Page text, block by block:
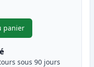
panierCLI-581XXL
sous 90 jours